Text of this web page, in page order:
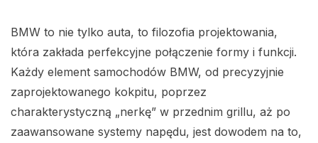
BMW to nie tylko auta, to filozofia projektowania,
która zakłada perfekcyjne połączenie formy i funkcji.
Każdy element samochodów BMW, od precyzyjnie
zaprojektowanego kokpitu, poprzez
charakterystyczną „nerkę” w przednim grillu, aż po
zaawansowane systemy napędu, jest dowodem na to,